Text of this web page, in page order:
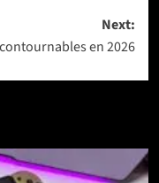
Next:
en 2026